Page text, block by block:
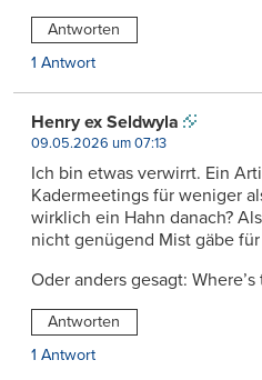
Antworten
1 Antwort
Henry ex Seldwyla
09.05.2026 um 07:13
Ich bin etwas verwirrt. Ein
Kadermeetings für weniger
wirklich ein Hahn danach?
nicht genügend Mist gäbe
Oder anders gesagt:
Antworten
1 Antwort